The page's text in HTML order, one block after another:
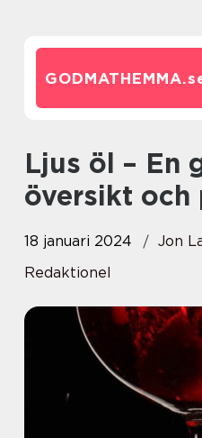
GODMATHEMMA.
Ljus öl – En grundlig
översikt och
18 januari 2024
Jon
Redaktionel